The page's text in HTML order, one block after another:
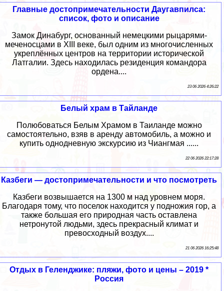
Главные достопримечательности Даугавпилса:
список, фото и описание
Замок Динабург, основанный немецкими рыцарями-
меченосцами в XIII веке, был одним из многочисленных
укреплённых центров на территории исторической
Латгалии. Здесь находилась резиденция командора
ордена....
23 06 2026 4:26:22
Белый храм в Тайланде
Полюбоваться Белым Храмом в Таиланде можно
самостоятельно, взяв в аренду автомобиль, а можно и
купить однодневную экскурсию из Чиангмая ......
22 06 2026 22:17:28
Казбеги — достопримечательности и что посмотреть
Казбеги возвышается на 1300 м над уровнем моря.
Благодаря тому, что поселок находится у подножия гор, а
также большая его природная часть оставлена
нетронутой людьми, здесь прекрасный климат и
превосходный воздух....
21 06 2026 16:25:48
Отдых в Геленджике: пляжи, фото и цены – 2019 *
Россия